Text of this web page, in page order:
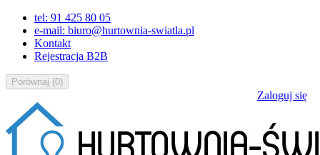
tel: 91 425 80 05
e-mail: biuro@hurtownia-swiatla.pl
Kontakt
Rejestracja B2B
Porównaj (0)
Zaloguj się